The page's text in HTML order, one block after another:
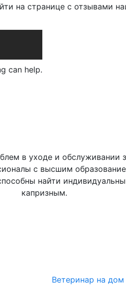
на странице с отзывами
can help.
в уходе и
с высшим
найти
капризным.
Ветеринар на